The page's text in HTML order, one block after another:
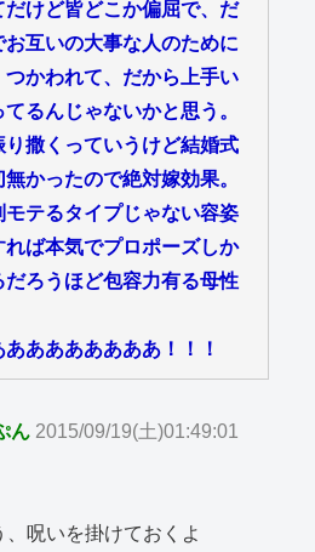
けど皆どこか偏屈で、だ
互いの大事な人のために
かわれて、だから上手い
るんじゃないかと思う。
撒くっていうけど結婚式
かったので絶対嫁効果。
テるタイプじゃない容姿
ば本気でプロポーズしか
ろうほど包容力有る母性
あああああああ！！！
ん 2015/09/19(土)01:49:01
呪いを掛けておくよ